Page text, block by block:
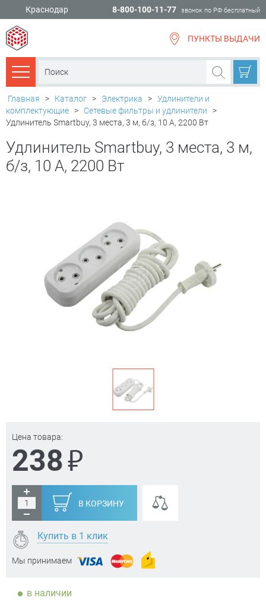
Краснодар 8-800-100-11-77 звонок по РФ бесплатный
ПУНКТЫ ВЫДАЧИ
Каталог товаров
Главная > Каталог > Электрика > Удлинители и
комплектующие > Сетевые фильтры и удлинители
>
Удлинитель Smartbuy, 3 места, 3 м, б/з, 10 А, 2200 Вт
Удлинитель Smartbuy, 3 места, 3 м,
б/з, 10 А, 2200 Вт
Цена товара:
238₽
В КОРЗИНУ
Купить в 1 клик
Мы принимаем
в наличии